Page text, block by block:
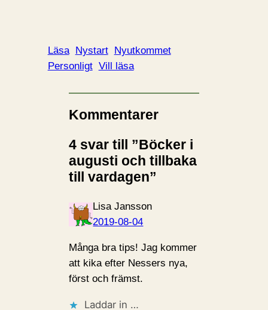
Läsa Nystart Nyutkommet
Personligt Vill läsa
Kommentarer
4 svar till ”Böcker i
augusti och tillbaka
till vardagen”
Lisa Jansson
2019-08-04
Många bra tips! Jag kommer
att kika efter Nessers nya,
först och främst.
Laddar in …